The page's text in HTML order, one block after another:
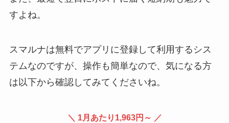
すよね。
スマルナは無料でアプリに登録して利用するシス
テムなのですが、操作も簡単なので、気になる方
は以下から確認してみてくださいね。
＼ 1月あたり1,963円～ ／